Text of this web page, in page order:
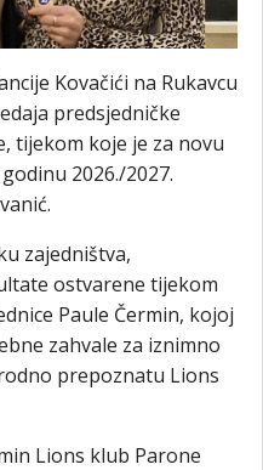
Kovačići na Rukavcu
predsjedničke
tijekom koje je za novu
2026./2027.
zajedništva,
ostvarene tijekom
Paule Čermin, kojoj
zahvale za iznimno
prepoznatu Lions
Lions klub Parone